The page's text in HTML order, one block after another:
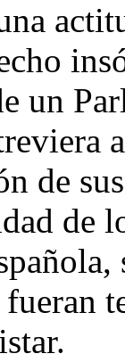
un
de
de